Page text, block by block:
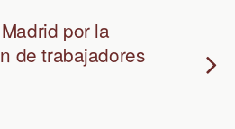
por la
de trabajadores